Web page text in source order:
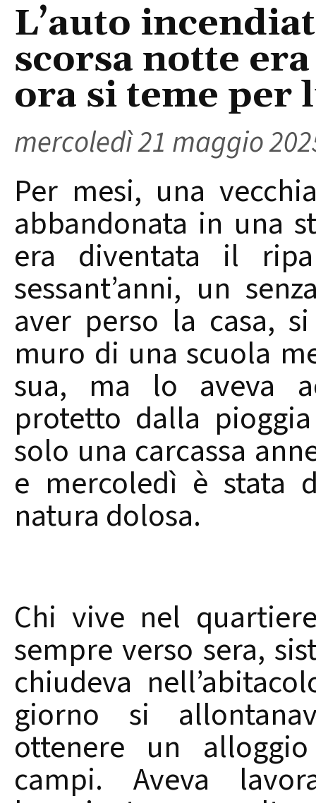
L’auto
scorsa notte
ora si teme per
mercoledì 21 maggio
Per mesi, una
abbandonata in una
era diventata il
sessant’anni, un
aver perso la casa,
muro di una scuola
sua, ma lo aveva
protetto dalla
solo una carcassa
e mercoledì è stata
natura dolosa.
Chi vive nel
sempre verso sera,
chiudeva
giorno si
ottenere un
campi. Aveva